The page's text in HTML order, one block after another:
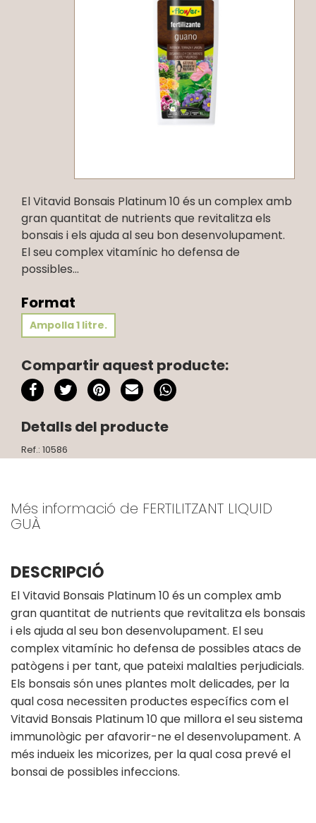
El Vitavid Bonsais Platinum 10 és un complex amb
gran quantitat de nutrients que revitalitza els
bonsais i els ajuda al seu bon desenvolupament.
El seu complex vitamínic ho defensa de
possibles...
Format
Ampolla 1 litre.
Compartir aquest producte:
Detalls del producte
Ref.: 10586
Més informació de FERTILITZANT LIQUID
GUÀ
DESCRIPCIÓ
El Vitavid Bonsais Platinum 10 és un complex amb
gran quantitat de nutrients que revitalitza els bonsais
i els ajuda al seu bon desenvolupament. El seu
complex vitamínic ho defensa de possibles atacs de
patògens i per tant, que pateixi malalties perjudicials.
Els bonsais són unes plantes molt delicades, per la
qual cosa necessiten productes específics com el
Vitavid Bonsais Platinum 10 que millora el seu sistema
immunològic per afavorir-ne el desenvolupament. A
més indueix les micorizes, per la qual cosa prevé el
bonsai de possibles infeccions.